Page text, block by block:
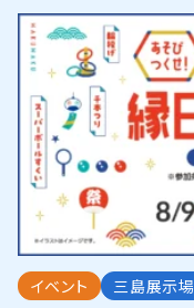
イベント 三島展示場